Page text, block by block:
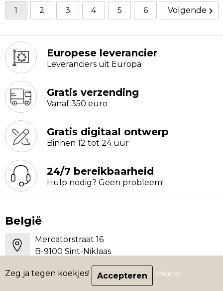
1 2 3 4 5 6 Volgende
Europese leverancier
Leveranciers uit Europa
Gratis verzending
Vanaf 350 euro
Gratis digitaal ontwerp
Binnen 12 tot 24 uur
24/7 bereikbaarheid
Hulp nodig? Geen probleem!
België
Mercatorstraat 16
B-9100 Sint-Niklaas
+32 475 45 48 70
Zeg ja tegen koekjes! Weigeren